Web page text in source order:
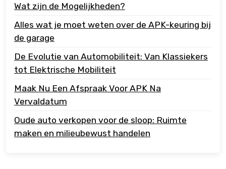
Wat zijn de Mogelijkheden?
Alles wat je moet weten over de APK-keuring bij
de garage
De Evolutie van Automobiliteit: Van Klassiekers
tot Elektrische Mobiliteit
Maak Nu Een Afspraak Voor APK Na
Vervaldatum
Oude auto verkopen voor de sloop: Ruimte
maken en milieubewust handelen